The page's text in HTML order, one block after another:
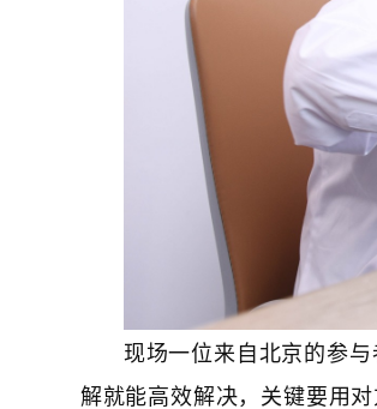
现场一位来自北京的参
解就能高效解决，关键要用